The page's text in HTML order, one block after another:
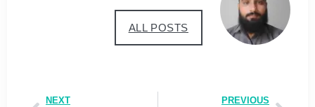
ALL POSTS
PREVIOUS
NEXT